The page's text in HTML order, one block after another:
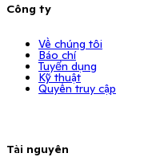
Công ty
Về chúng tôi
Báo chí
Tuyển dụng
Kỹ thuật
Quyền truy cập
Tài nguyên